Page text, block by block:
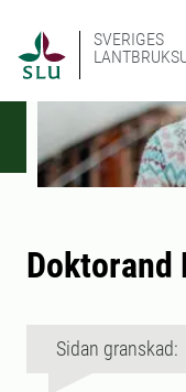
SVERIGES
Doktorand
Sidan